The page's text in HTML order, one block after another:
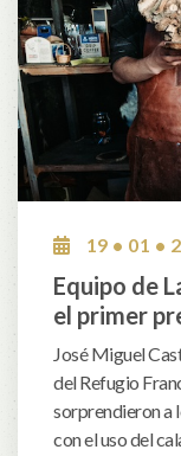
19 • 01 •
Equipo de
el primer
José Miguel
del Refugio
sorprendieron a
con el uso del